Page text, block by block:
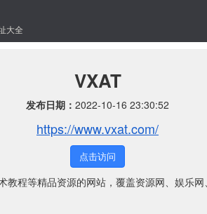
大全
VXAT
发布日期： 2022-10-16 23:30:52
https://www.vxat.com/
点击访问
教程等精品资源的网站，覆盖资源网、娱乐